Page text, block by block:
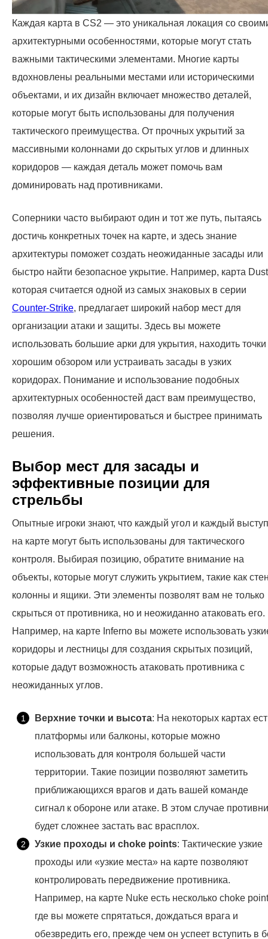
Каждая карта в CS2 — это уникальная локация со
архитектурными особенностями, которые могут стать
важными тактическими элементами. Многие карты
вдохновлены реальными местами или историческими
объектами, и их дизайн включает множество деталей,
которые могут быть использованы для получения
тактического преимущества. От прочных укрытий за
массивными колоннами до скрытых углов и длинных
коридоров — каждая деталь может помочь вам
доминировать над противниками.
Соперники часто выбирают один и тот же путь, пытаясь
достичь конкретных точек на карте, и здесь знание
архитектуры поможет создать неожиданные засады или
быстро найти безопасное укрытие. Например, карта
которая считается одной из самых знаковых в серии
Counter-Strike, предлагает широкий набор мест для
организации атаки и защиты. Здесь вы можете
использовать большие арки для укрытия, находить точки
хорошим обзором или устраивать засады в узких
коридорах. Понимание и использование подобных
архитектурных особенностей даст вам преимущество,
позволяя лучше ориентироваться и быстрее принимать
решения.
Выбор мест для засады и
эффективные позиции для
стрельбы
Опытные игроки знают, что каждый угол и каждый выступ
на карте могут быть использованы для тактического
контроля. Выбирая позицию, обратите внимание на
объекты, которые могут служить укрытием, такие как
колонны и ящики. Эти элементы позволят вам не только
скрыться от противника, но и неожиданно атаковать его.
Например, на карте Inferno вы можете использовать
коридоры и лестницы для создания скрытых позиций,
которые дадут возможность атаковать противника с
неожиданных углов.
Верхние точки и высота: На некоторых картах
платформы или балконы, которые можно
использовать для контроля большей части
территории. Такие позиции позволяют заметить
приближающихся врагов и дать вашей команде
сигнал к обороне или атаке. В этом случае
будет сложнее застать вас врасплох.
Узкие проходы и choke points: Тактические узкие
проходы или «узкие места» на карте позволяют
контролировать передвижение противника.
Например, на карте Nuke есть несколько choke
где вы можете спрятаться, дождаться врага и
обезвредить его, прежде чем он успеет вступить в